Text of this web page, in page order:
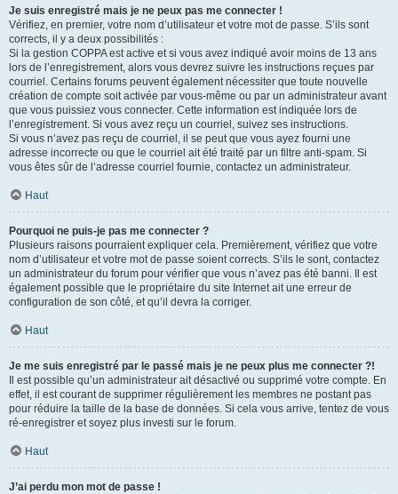
Je suis enregistré mais je ne peux pas me connecter !
Vérifiez, en premier, votre nom d’utilisateur et votre mot de passe. S’ils sont
corrects, il y a deux possibilités :
Si la gestion COPPA est active et si vous avez indiqué avoir moins de 13 ans
lors de l’enregistrement, alors vous devrez suivre les instructions reçues par
courriel. Certains forums peuvent également nécessiter que toute nouvelle
création de compte soit activée par vous-même ou par un administrateur avant
que vous puissiez vous connecter. Cette information est indiquée lors de
l’enregistrement. Si vous avez reçu un courriel, suivez ses instructions.
Si vous n’avez pas reçu de courriel, il se peut que vous ayez fourni une
adresse incorrecte ou que le courriel ait été traité par un filtre anti-spam. Si
vous êtes sûr de l’adresse courriel fournie, contactez un administrateur.
Haut
Pourquoi ne puis-je pas me connecter ?
Plusieurs raisons pourraient expliquer cela. Premièrement, vérifiez que votre
nom d’utilisateur et votre mot de passe soient corrects. S’ils le sont, contactez
un administrateur du forum pour vérifier que vous n’avez pas été banni. Il est
également possible que le propriétaire du site Internet ait une erreur de
configuration de son côté, et qu’il devra la corriger.
Haut
Je me suis enregistré par le passé mais je ne peux plus me connecter ?!
Il est possible qu’un administrateur ait désactivé ou supprimé votre compte. En
effet, il est courant de supprimer régulièrement les membres ne postant pas
pour réduire la taille de la base de données. Si cela vous arrive, tentez de vous
ré-enregistrer et soyez plus investi sur le forum.
Haut
J’ai perdu mon mot de passe !